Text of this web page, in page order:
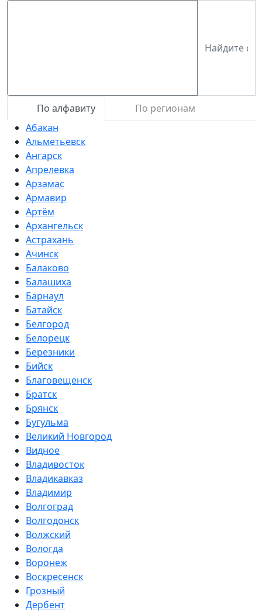
По алфавиту
По регионам
Абакан
Альметьевск
Ангарск
Апрелевка
Арзамас
Армавир
Артём
Архангельск
Астрахань
Ачинск
Балаково
Балашиха
Барнаул
Батайск
Белгород
Белорецк
Березники
Бийск
Благовещенск
Братск
Брянск
Бугульма
Великий Новгород
Видное
Владивосток
Владикавказ
Владимир
Волгоград
Волгодонск
Волжский
Вологда
Воронеж
Воскресенск
Грозный
Дербент